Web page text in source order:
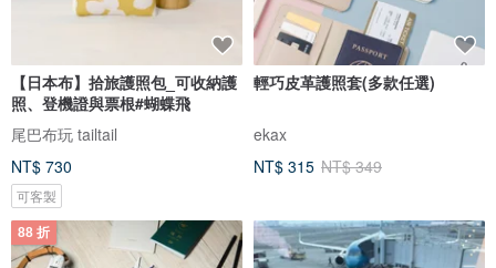
【日本布】拾旅護照包_可收納護
照、登機證與票根#蝴蝶飛
尾巴布玩 tailtail
NT$ 730
可客製
輕巧皮革護照套(多款任選)
ekax
NT$ 315 NT$ 349
88 折